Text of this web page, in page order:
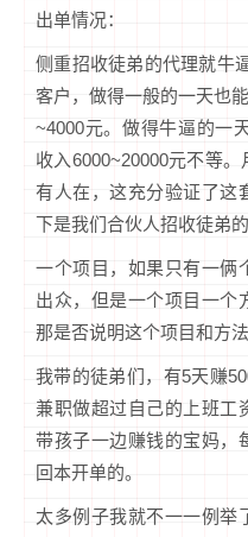
出单情况：
侧重招收徒弟的代理就牛
客户，做得一般的一天也
~4000元。做得牛逼的一
收入6000~20000元不等
有人在，这充分验证了这
下是我们合伙人招收徒弟
一个项目，如果只有一俩
出众，但是一个项目一个
那是否说明这个项目和方法
我带的徒弟们，有5天赚
兼职做超过自己的上班工
带孩子一边赚钱的宝妈，
回本开单的。
太多例子我就不一一例举